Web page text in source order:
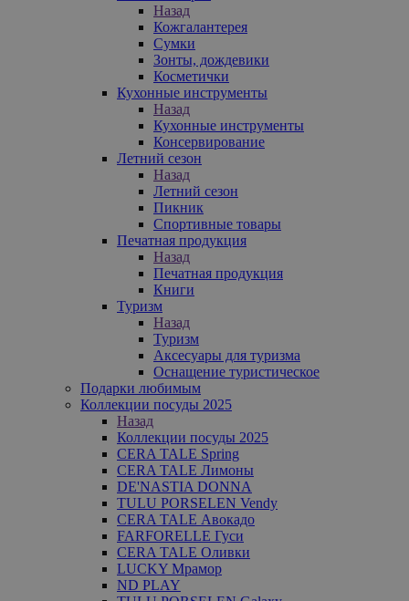
Назад
Кожгалантерея
Сумки
Зонты, дождевики
Косметички
Кухонные инструменты
Назад
Кухонные инструменты
Консервирование
Летний сезон
Назад
Летний сезон
Пикник
Спортивные товары
Печатная продукция
Назад
Печатная продукция
Книги
Туризм
Назад
Туризм
Аксесуары для туризма
Оснащение туристическое
Подарки любимым
Коллекции посуды 2025
Назад
Коллекции посуды 2025
CERA TALE Spring
CERA TALE Лимоны
DE'NASTIA DONNA
TULU PORSELEN Vendy
CERA TALE Авокадо
FARFORELLE Гуси
CERA TALE Оливки
LUCKY Мрамор
ND PLAY